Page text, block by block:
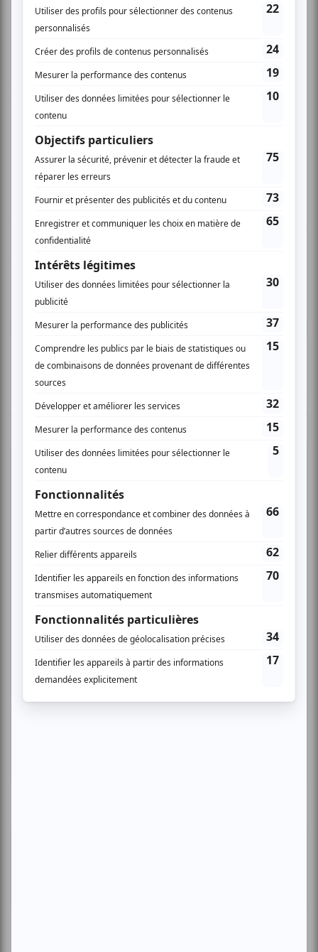
https://www.lerpremier.com/
https://lepointdevente.com/billets/mns260512001?
lang=fr
AUCUN COMMENTAIRE
Vous devez être connecté pour
donner un avis.
Connectez-vous ici.
TOUTES LES OFFRES
Festival Colline
Musique Québécoise Pop franco Variété
Festival Colline